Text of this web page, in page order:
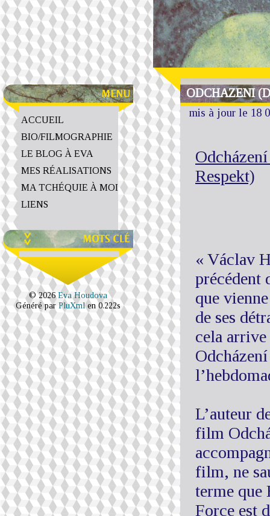
ODCHAZENI
mis à jour le 18
Respekt)
« Václav
précédent
que
de ses
cela
L’auteur
film
film, ne
terme que
Force est
ACCUEIL
BIO/FILMOGRAPHIE
LE BLOG À EVA
MES RÉALISATIONS
MA TCHÉQUIE À MOI
LIENS
© 2026Eva Houdova
Généré par PluXmlen 0.222s